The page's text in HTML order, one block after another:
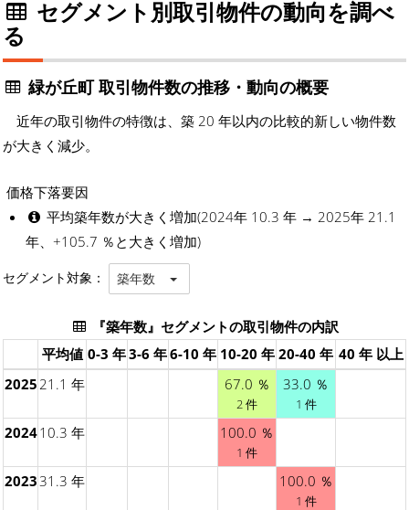
セグメント別取引物件の動向を調べ
る
緑が丘町 取引物件数の推移・動向の概要
近年の取引物件の特徴は、築 20 年以内の比較的新しい物件数
が大きく減少。
価格下落要因
平均築年数が大きく増加(2024年 10.3 年 → 2025年 21.1
年、+105.7 ％と大きく増加)
セグメント対象： 築年数
『築年数』セグメントの取引物件の内訳
平均値 0-3 年3-6 年6-10 年 10-20 年 20-40 年 40 年 以上
2025 21.1 年 67.0 ％
2 件
33.0 ％
1 件
202410.3 年 100.0 ％
1 件
2023 31.3 年 100.0 ％
1 件